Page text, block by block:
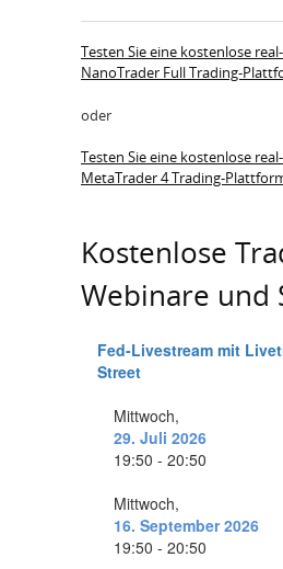
Testen Sie eine kostenlose
NanoTrader Full Trading-
oder
Testen Sie eine kostenlose
MetaTrader 4 Trading-
Kostenlose
Webinare und